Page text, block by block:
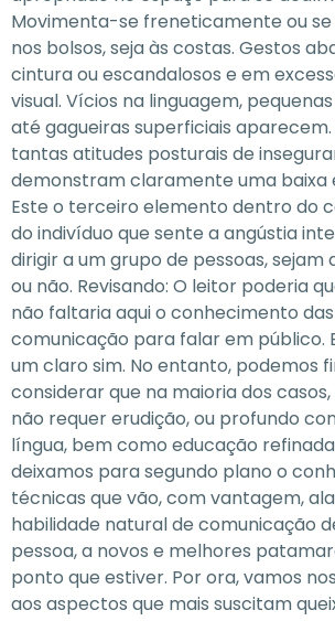
Movimenta-se freneticamente ou se
nos bolsos, seja às costas. Gestos
cintura ou escandalosos e em
visual. Vícios na linguagem,
até gagueiras superficiais aparecem.
tantas atitudes posturais de
demonstram claramente uma baixa
Este o terceiro elemento dentro do
do indivíduo que sente a angústia
dirigir a um grupo de pessoas, sejam
ou não. Revisando: O leitor poderia
não faltaria aqui o conhecimento
comunicação para falar em público.
um claro sim. No entanto, podemos
considerar que na maioria dos
não requer erudição, ou profundo
língua, bem como educação
deixamos para segundo plano o
técnicas que vão, com vantagem,
habilidade natural de comunicação
pessoa, a novos e melhores
ponto que estiver. Por ora, vamos
aos aspectos que mais suscitam